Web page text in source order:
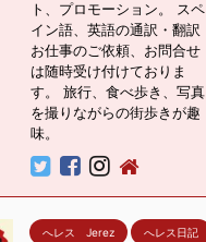
ト、プロモーション。 スペ
イン語、英語の通訳・翻訳
お仕事のご依頼、お問合せ
は随時受け付けておりま
す。 旅行、食べ歩き、写真
を撮りながらの街歩きが趣
味。
へレス Jerez へレス日記